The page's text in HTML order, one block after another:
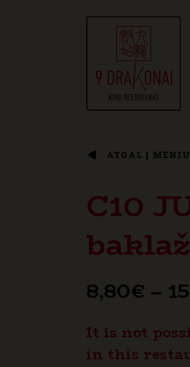
ATGAL Į MENIU
C10
8,80€ –
It is not
in this